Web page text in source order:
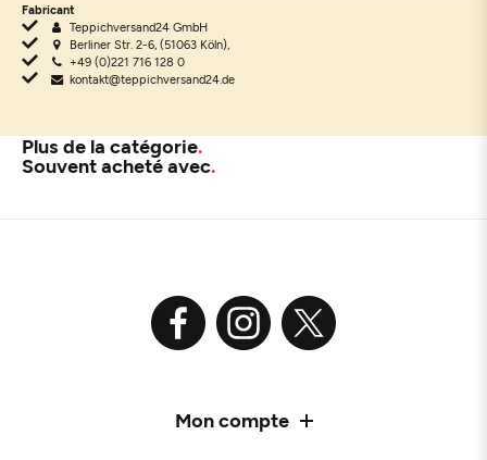
Fabricant
Teppichversand24 GmbH
Berliner Str. 2-6, (51063 Köln),
+49 (0)221 716 128 0
kontakt@teppichversand24.de
Plus de la catégorie
Souvent acheté avec
Mon compte